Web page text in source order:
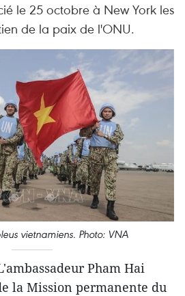
le 25 octobre à New York les
de la paix de l'ONU.
vietnamiens. Photo: VNA
Pham Hai
la Mission permanente du